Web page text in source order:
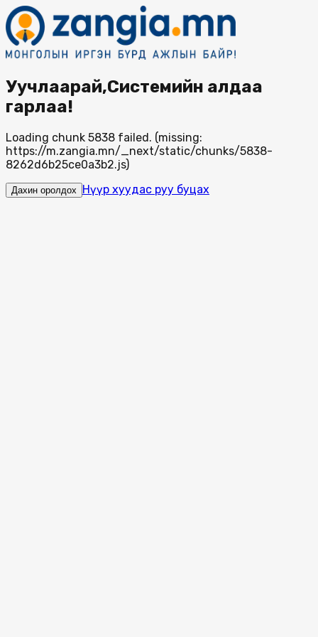
Уучлаарай,Системийн алдаа
гарлаа!
Loading chunk 5838 failed. (missing:
https://m.zangia.mn/_next/static/chunks/5838-
8262d6b25ce0a3b2.js)
Дахин оролдох Нүүр хуудас руу буцах